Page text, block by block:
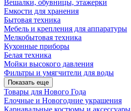
Вешалки, обувницы, этажерки
Емкости для хранения
Бытовая техника
Мебель и крепления для аппаратуры
Мелкобытовая техника
Кухонные приборы
Белая техника
Мойки высокого давления
Фильтры и умягчители для воды
Показать еще
Товары для Нового Года
Елочные и Новогодние украшения
Карнавальные костюмы и аксессуары